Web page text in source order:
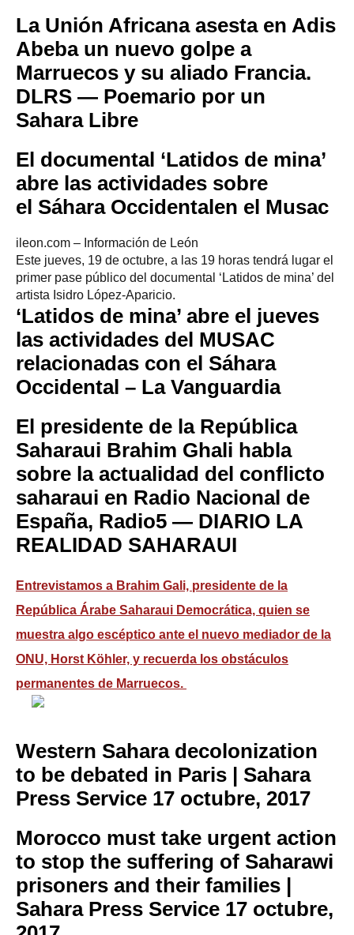
La Unión Africana asesta en Adis
Abeba un nuevo golpe a
Marruecos y su aliado Francia.
DLRS — Poemario por un
Sahara Libre
El documental ‘Latidos de mina’
abre las actividades sobre
el Sáhara Occidentalen el Musac
ileon.com – Información de León
Este jueves, 19 de octubre, a las 19 horas tendrá lugar el
primer pase público del documental ‘Latidos de mina’ del
artista Isidro López-Aparicio.
‘Latidos de mina’ abre el jueves
las actividades del MUSAC
relacionadas con el Sáhara
Occidental – La Vanguardia
El presidente de la República
Saharaui Brahim Ghali habla
sobre la actualidad del conflicto
saharaui en Radio Nacional de
España, Radio5 — DIARIO LA
REALIDAD SAHARAUI
Entrevistamos a Brahim Gali, presidente de la
República Árabe Saharaui Democrática, quien se
muestra algo escéptico ante el nuevo mediador de la
ONU, Horst Köhler, y recuerda los obstáculos
permanentes de Marruecos.
Western Sahara decolonization
to be debated in Paris | Sahara
Press Service 17 octubre, 2017
Morocco must take urgent action
to stop the suffering of Saharawi
prisoners and their families |
Sahara Press Service 17 octubre,